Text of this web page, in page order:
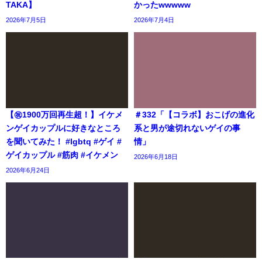
TAKA】
2026年7月5日
かったwwwww
2026年7月4日
【㊗️1900万回再生超！】イケメ
ンゲイカップルに好きなところ
を聞いてみた！ #lgbtq #ゲイ #
ゲイカップル #筋肉 #イケメン
2026年6月24日
＃332「【コラボ】おこげの進化
系と男が途切れないゲイの事
情」
2026年6月18日